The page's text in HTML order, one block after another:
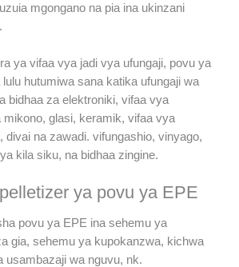
mgongano na pia ina ukinzani
ya vifaa vya jadi vya ufungaji, povu ya
hutumiwa sana katika ufungaji wa
bidhaa za elektroniki, vifaa vya
mikono, glasi, keramik, vifaa vya
divai na zawadi. vifungashio, vinyago,
kila siku, na bidhaa zingine.
ya povu ya EPE
povu ya EPE ina sehemu ya
gia, sehemu ya kupokanzwa, kichwa
usambazaji wa nguvu, nk.